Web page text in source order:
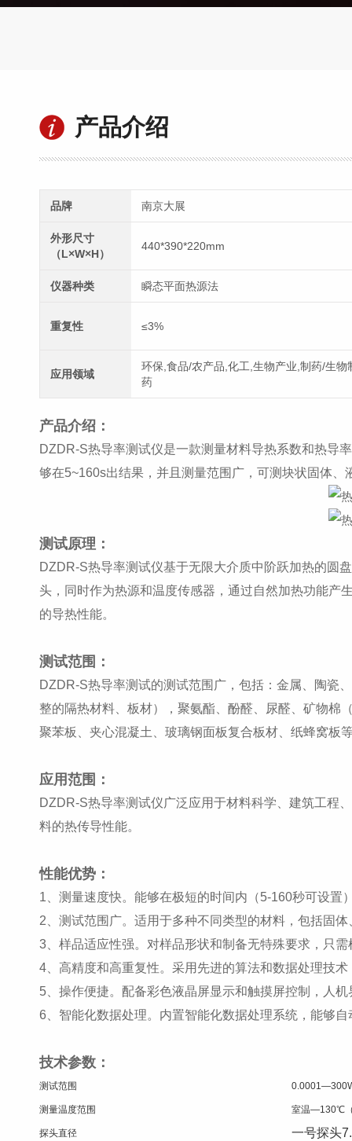
产品介绍
品牌 南京大展
外形尺寸
（L×W×H）
440*390*220mm
仪器种类 瞬态平面热源法
重复性 ≤3%
应用领域
环保,食品/农产品,化工,生物产业,制药/生物
药
产品介绍：
DZDR-S热导率测试仪是一款测量材料导热系数和热导
够在5~160s出结果，并且测量范围广，可测块状固体
测试原理：
DZDR-S热导率测试仪基于无限大介质中阶跃加热的圆
头，同时作为热源和温度传感器，通过自然加热功能产
的导热性能。
测试范围：
DZDR-S热导率测试的测试范围广，包括：金属、陶瓷
整的隔热材料、板材），聚氨酯、酚醛、尿醛、矿物棉
聚苯板、夹心混凝土、玻璃钢面板复合板材、纸蜂窝板
应用范围：
DZDR-S热导率测试仪广泛应用于材料科学、建筑工程
料的热传导性能。
性能优势：
1、测量速度快。能够在极短的时间内（5-160秒可设置
2、测试范围广。适用于多种不同类型的材料，包括固
3、样品适应性强。对样品形状和制备无特殊要求，只
4、高精度和高重复性。采用先进的算法和数据处理技
5、操作便捷。配备彩色液晶屏显示和触摸屏控制，人
6、智能化数据处理。内置智能化数据处理系统，能够
技术参数：
测试范围
测量温度范围 室温—130℃
探头直径
一号探头